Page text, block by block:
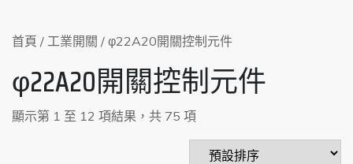
首頁 / 工業開關 / φ22A20開關控制元件
φ22A20開關控制元件
顯示第 1 至 12 項結果，共 75 項